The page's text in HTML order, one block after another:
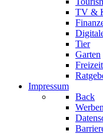
TV &
Tier
Garten
Freizeit
Impressum
Back